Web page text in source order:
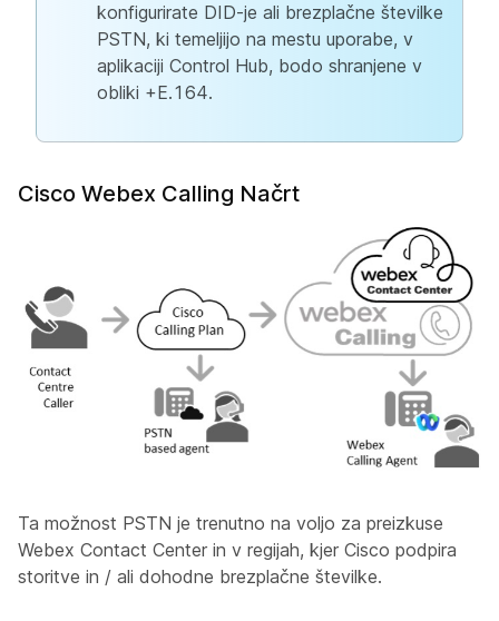
konfigurirate DID-je ali brezplačne številke
PSTN, ki temeljijo na mestu uporabe, v
aplikaciji Control Hub, bodo shranjene v
obliki +E.164.
Cisco Webex Calling Načrt
Ta možnost PSTN je trenutno na voljo za preizkuse
Webex Contact Center in v regijah, kjer Cisco podpira
storitve in / ali dohodne brezplačne številke.